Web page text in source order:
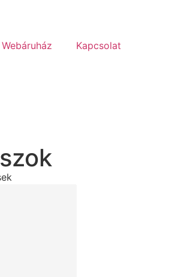
Webáruház Kapcsolat